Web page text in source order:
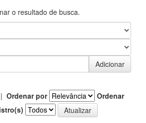
o resultado de busca.
| Ordenar por
Ordenar